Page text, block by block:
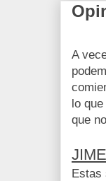
A
lo
que
JIME
Estas